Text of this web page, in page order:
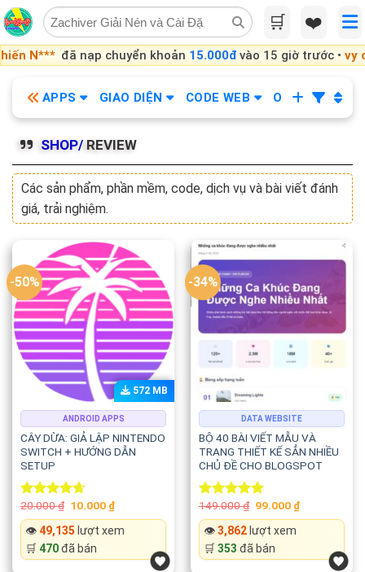
🛒 ❤️
đã nạp chuyển khoản15.000đ vào 15 giờ trước •vy chiđã
Skip
to
content
APPS GIAO DIỆN CODE WEB OBS KHÓA
SHOP/ REVIEW
Các sản phẩm, phần mềm, code, dịch vụ và bài viết đánh
giá, trải nghiệm.
-50%
ANDROID APPS
572 MB
CÂY DỪA: GIẢ LẬP NINTENDO
SWITCH + HƯỚNG DẪN
SETUP
Rated4.67
out of 5
20.000₫ Original
was:
20.000 ₫.
10.000 ₫Current
price
is:
10.000 ₫.
👁️49,135 lượt xem
🛒 470đã bán
-34%
DATA WEBSITE
BỘ 40 BÀI VIẾT MẪU VÀ
TRANG THIẾT KẾ SẲN NHIỀU
CHỦ ĐỀ CHO BLOGSPOT
Rated5.00
out of 5
149.000₫ Original
was:
149.000 ₫.
99.000 ₫Current
price
👁️3,862lượt xem
🛒 353 đã bán